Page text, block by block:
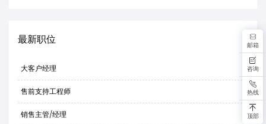
最新职位
大客户经理
售前支持工程师
销售主管/经理
邮箱
咨询
热线
顶部